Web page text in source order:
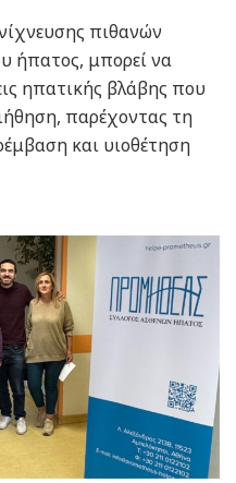
πιθανών
ήπατος, μπορεί να
ηπατικής βλάβης που
παρέχοντας τη
και υιοθέτηση